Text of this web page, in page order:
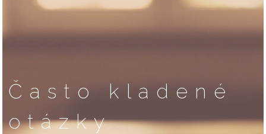
Často kladené
otázky